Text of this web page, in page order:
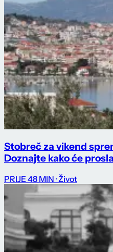
Stobreč za vikend
Doznajte kako će
PRIJE 48 MIN · Život